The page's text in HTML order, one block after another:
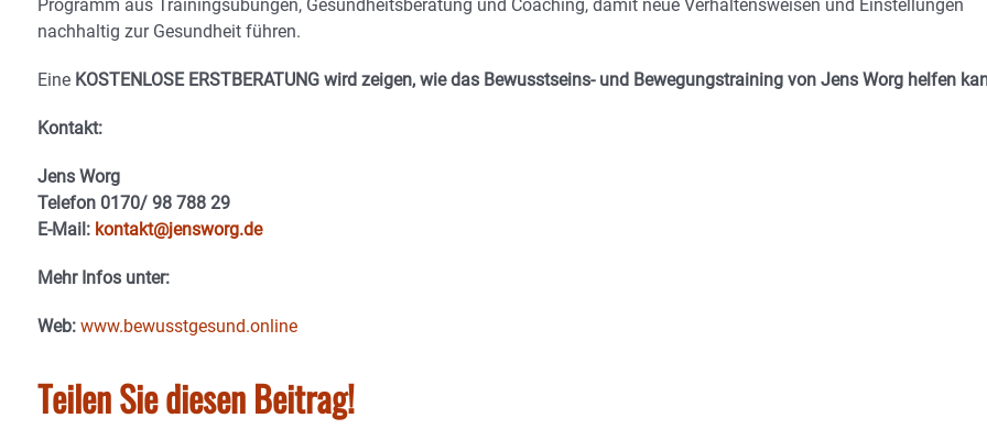
Programm aus Trainingsübungen, Gesundheitsberatung und Coaching, damit neue Verhaltensweisen und Einstellungen
nachhaltig zur Gesundheit führen.
Eine KOSTENLOSE ERSTBERATUNG wird zeigen, wie das Bewusstseins- und Bewegungstraining von Jens Worg helfen
Kontakt:
Jens Worg
Telefon 0170/ 98 788 29
E-Mail: kontakt@jensworg.de
Mehr Infos unter:
Web: www.bewusstgesund.online
Teilen Sie diesen Beitrag!